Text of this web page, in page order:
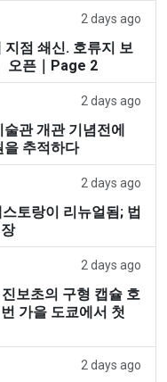
2 days ago
점 쇄신. 호류지 보
오픈｜Page 2
2 days ago
관 개관 기념전에
을 추적하다
2 days ago
토랑이 리뉴얼됨; 법
2 days ago
보초의 구형 캡슐 호
가을 도쿄에서 첫
2 days ago